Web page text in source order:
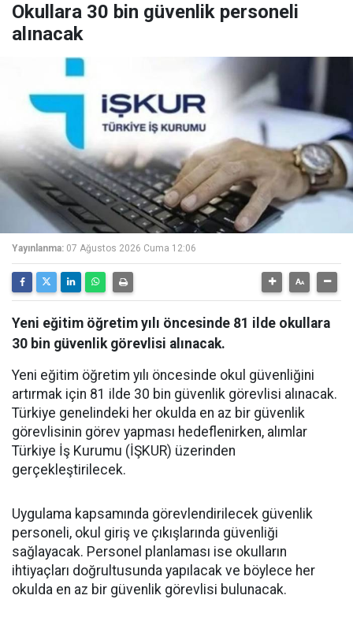
Okullara 30 bin güvenlik personeli
alınacak
Yayınlanma: 07 Ağustos 2026 Cuma 12:06
Yeni eğitim öğretim yılı öncesinde 81 ilde okullara
30 bin güvenlik görevlisi alınacak.
Yeni eğitim öğretim yılı öncesinde okul güvenliğini
artırmak için 81 ilde 30 bin güvenlik görevlisi alınacak.
Türkiye genelindeki her okulda en az bir güvenlik
görevlisinin görev yapması hedeflenirken, alımlar
Türkiye İş Kurumu (İŞKUR) üzerinden
gerçekleştirilecek.
Uygulama kapsamında görevlendirilecek güvenlik
personeli, okul giriş ve çıkışlarında güvenliği
sağlayacak. Personel planlaması ise okulların
ihtiyaçları doğrultusunda yapılacak ve böylece her
okulda en az bir güvenlik görevlisi bulunacak.